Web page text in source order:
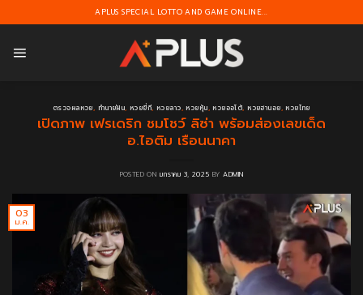
to
APLUS SPECIAL LOTTO AND GAME ONLINE...
ตรวจผลหวย, ทำนายฝัน, หวยยี่กี, หวยลาว, หวยหุ้น, หวยออโต้, หวยฮานอย, หวยไทย
เปิดภาพ เฟรเดริก ชมโชว์ ลิซ่า พร้อมส่องเลขเด็ด
อ.ไอติม เรือนนาคา
POSTED ON มกราคม 3, 2025 BYADMIN
03
ม.ค.